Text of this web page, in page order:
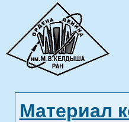
Материал